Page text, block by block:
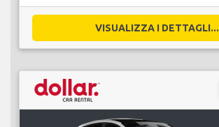
VISUALIZZA I DETTAGLI...